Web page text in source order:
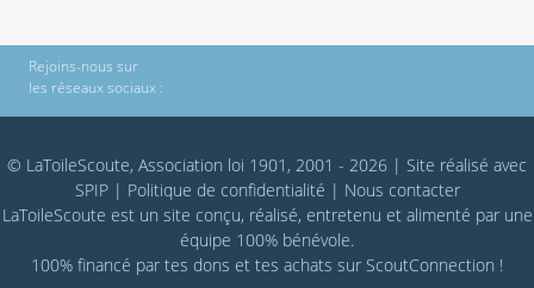
scoutisme
Rejoins-nous sur
les réseaux sociaux :
© LaToileScoute, Association loi 1901, 2001 - 2026 | Site réalisé avec
SPIP| Politique de confidentialité | Nous contacter
LaToileScoute est un site conçu, réalisé, entretenu et alimenté par une
équipe 100% bénévole.
100% financé par tes dons et tes achats sur ScoutConnection !